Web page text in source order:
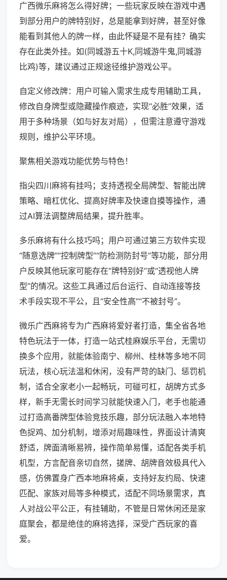
广西微乐麻将怎么得好牌；一些玩家反映在游戏中遇
到部分用户的牌特别好，总是能拿到好牌，甚至好像
能看到其他人的牌一样，由此怀疑是不是有挂？确实
存在此类外挂。如(同城游五十K,同城游牛鬼,同城游
比鸡)等，建议通过正规途径维护游戏公平。
自定义修改牌：用户可输入需求生成专用辅助工具，
修改自身牌型或隐藏操作痕迹，实现“必胜”效果，适
用于多种场景（如与好友对局），但需注意遵守游戏
规则，维护公平环境。
聚焦相关游戏功能优势与特色！
指尖四川麻将有挂吗；支持透视全局牌型、智能出牌
策略、暗杠优化、提高好牌率及快速自摸等操作，通
过AI算法调整牌局结果，提升胜率。
多乐麻将有什么技巧吗；用户可通过第三方软件实现
“随意选牌”“控制牌型”“防检测防封号”等功能，部分用
户反映其他玩家可能存在“牌特别好”或“透视他人牌
型”的情况。这些工具通过后台运行、自动连接等技
术手段实现不平公，且“安全性高”“不被封号”。
微乐广西麻将专为广西麻将爱好者打造，集全省各地
特色玩法于一体，打造一站式桂麻娱乐平台，无需切
换多个应用，就能体验南宁、柳州、桂林等多地不同
玩法，核心玩法温和休闲，没有严苛的缺门、惩罚机
制，适合全家老小一起畅玩，可碰可杠，胡牌方式多
样，新手无需长时间学习就能快速入门，老手也能通
过打造高番牌型体验竞技乐趣，部分玩法融入本地特
色捉鸡、加分机制，增添对局趣味性，界面设计清爽
舒适，牌面清晰易辨，操作简单易懂，适配各类手机
机型，方言配音亲切自然，搓牌、胡牌音效极具代入
感，仿佛置身广西本地麻将桌，支持好友约局、快速
匹配、家族对局等多种模式，适配不同场景需求，真
人对战公平公正，有挂辅助，不管是日常休闲还是家
庭聚会，都是绝佳的麻将选择，深受广西玩家的喜
爱。